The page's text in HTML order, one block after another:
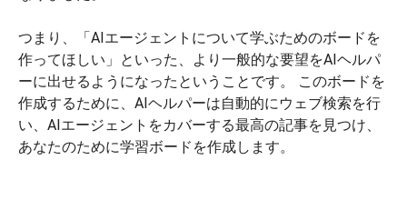
つまり、「AIエージェントについて学ぶためのボードを
作ってほしい」といった、より一般的な要望をAIヘルパ
ーに出せるようになったということです。 このボードを
作成するために、AIヘルパーは自動的にウェブ検索を行
い、AIエージェントをカバーする最高の記事を見つけ、
あなたのために学習ボードを作成します。